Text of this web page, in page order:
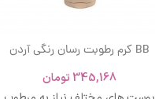
BB کرم رطوبت رسان رنگی آردن
روشن
345,168تومان